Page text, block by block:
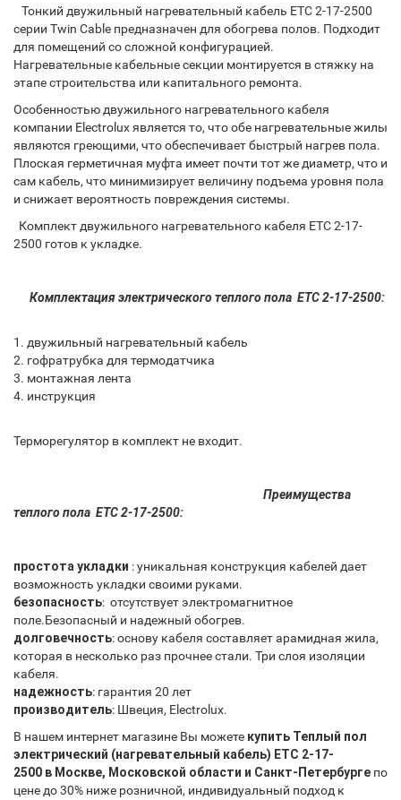
Тонкий двужильный нагревательный кабель ETC 2-17-2500
серии Twin Cable предназначен для обогрева полов. Подходит
для помещений со сложной конфигурацией.
Нагревательные кабельные секции монтируется в стяжку на
этапе строительства или капитального ремонта.
Особенностью двужильного нагревательного кабеля
компании Electrolux является то, что обе нагревательные жилы
являются греющими, что обеспечивает быстрый нагрев пола.
Плоская герметичная муфта имеет почти тот же диаметр, что и
сам кабель, что минимизирует величину подъема уровня пола
и снижает вероятность повреждения системы.
Комплект двужильного нагревательного кабеля ETC 2-17-
2500 готов к укладке.
Комплектация электрического теплого пола ETC 2-17-2500:
1. двужильный нагревательный кабель
2. гофратрубка для термодатчика
3. монтажная лента
4. инструкция
Терморегулятор в комплект не входит.
Преимущества
теплого пола ETC 2-17-2500:
простота укладки : уникальная конструкция кабелей дает
возможность укладки своими руками.
безопасность: отсутствует электромагнитное
поле.Безопасный и надежный обогрев.
долговечность: основу кабеля составляет арамидная жила,
которая в несколько раз прочнее стали. Три слоя изоляции
кабеля.
надежность: гарантия 20 лет
производитель: Швеция, Electrolux.
В нашем интернет магазине Вы можете купить Теплый пол
электрический (нагревательный кабель) ETC 2-17-
2500 в Москве, Московской области и Санкт-Петербурге по
цене до 30% ниже розничной, индивидуальный подход к